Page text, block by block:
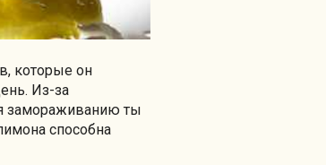
которые он
Из-за
замораживанию ты
способна